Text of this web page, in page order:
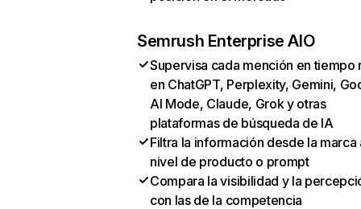
Semrush Enterprise AIO
Supervisa cada mención en tiempo
en ChatGPT, Perplexity, Gemini,
AI Mode, Claude, Grok y otras
plataformas de búsqueda de IA
Filtra la información desde la marca
nivel de producto o prompt
Compara la visibilidad y la
con las de la competencia